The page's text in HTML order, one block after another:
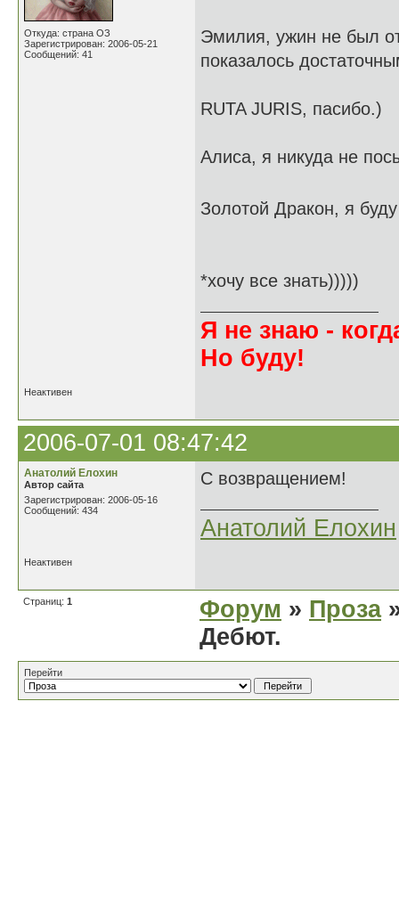
Откуда: страна ОЗ
Зарегистрирован: 2006-05-21
Сообщений: 41
Эмилия, ужин не был
показалось
RUTA JURIS, пасибо.)
Алиса, я никуда не
Золотой Дракон, я
*хочу все знать)))))
Я не знаю -
Но буду!
Неактивен
2006-07-01 08:47:42
Анатолий Елохин
Автор сайта
Зарегистрирован: 2006-05-16
Сообщений: 434
С возвращением!
Анатолий Елохин
Неактивен
Страниц: 1 Форум » Проза
Дебют.
Перейти